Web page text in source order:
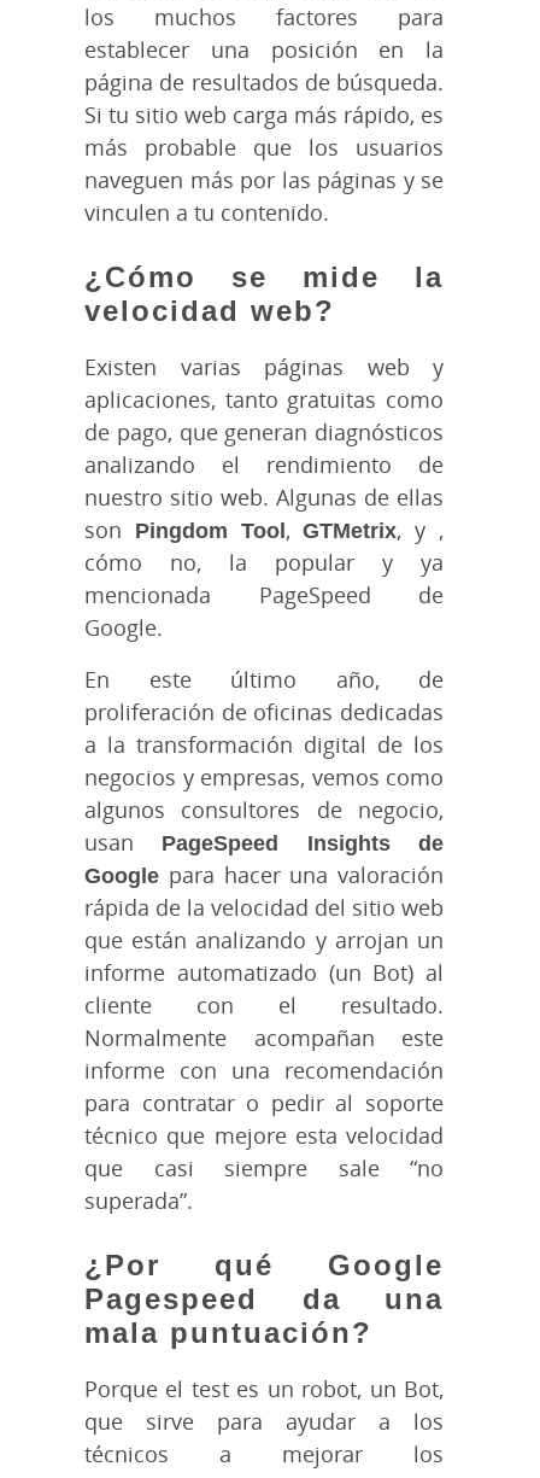
los muchos factores para
establecer una posición en la
página de resultados de búsqueda.
Si tu sitio web carga más rápido, es
más probable que los usuarios
naveguen más por las páginas y se
vinculen a tu contenido.
¿Cómo se mide la
velocidad web?
Existen varias páginas web y
aplicaciones, tanto gratuitas como
de pago, que generan diagnósticos
analizando el rendimiento de
nuestro sitio web. Algunas de ellas
son Pingdom Tool,GTMetrix, y ,
cómo no, la popular y ya
mencionada PageSpeed de
Google.
En este último año, de
proliferación de oficinas dedicadas
a la transformación digital de los
negocios y empresas, vemos como
algunos consultores de negocio,
usan PageSpeed Insights de
Google para hacer una valoración
rápida de la velocidad del sitio web
que están analizando y arrojan un
informe automatizado (un Bot) al
cliente con el resultado.
Normalmente acompañan este
informe con una recomendación
para contratar o pedir al soporte
técnico que mejore esta velocidad
que casi siempre sale “no
superada”.
¿Por qué Google
Pagespeed da una
mala puntuación?
Porque el test es un robot, un Bot,
que sirve para ayudar a los
técnicos a mejorar los